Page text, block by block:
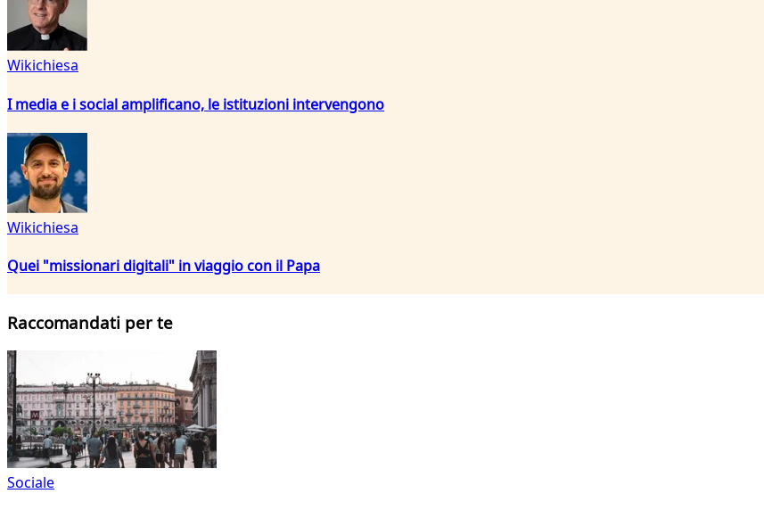
Wikichiesa
I media e i social amplificano, le istituzioni intervengono
Wikichiesa
Quei "missionari digitali" in viaggio con il Papa
Raccomandati per te
Sociale